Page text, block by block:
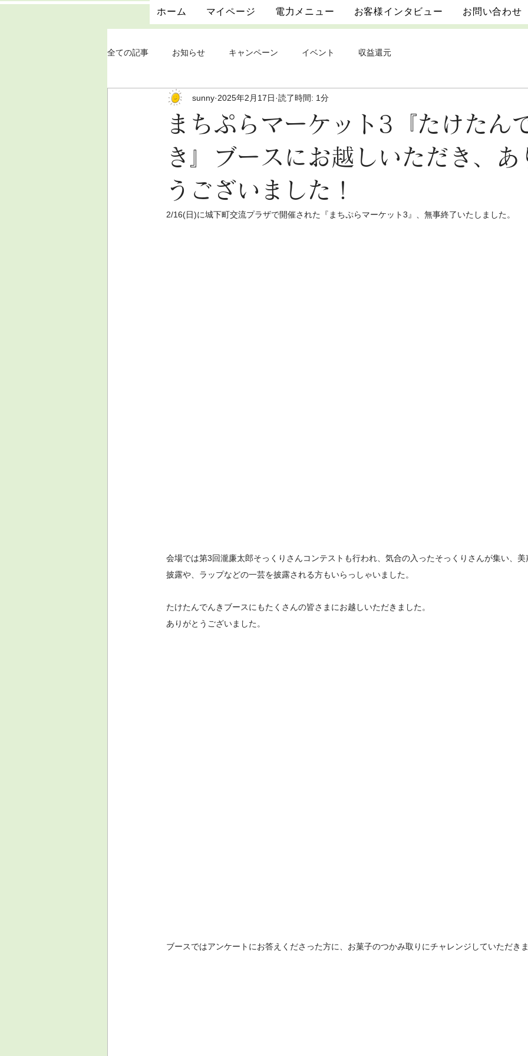
ホーム マイページ 電力メニュー お客様インタビュー お問い合わせ
全ての記事 お知らせ キャンペーン イベント 収益還元
まちぷらマーケット3『たけたん
き』ブースにお越しいただき、あ
うございました！
sunny 2025年2月17日 読了時間: 1分
2/16(日)に城下町交流プラザで開催された『まちぷらマーケット3』、無事終了いたしました。
会場では第3回瀧廉太郎そっくりさんコンテストも行われ、気合の入ったそっくりさんが集い、
披露や、ラップなどの一芸を披露される方もいらっしゃいました。
たけたんでんきブースにもたくさんの皆さまにお越しいただきました。
ありがとうございました。
ブースではアンケートにお答えくださった方に、お菓子のつかみ取りにチャレンジしていただき